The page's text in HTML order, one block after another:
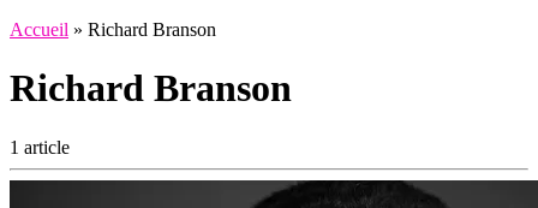
Accueil » Richard Branson
Richard Branson
1 article